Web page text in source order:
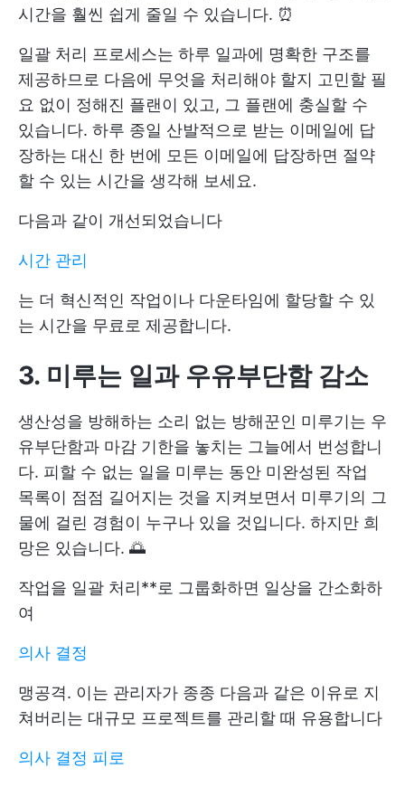
시간을 훨씬 쉽게 줄일 수 있습니다. ⏰
일괄 처리 프로세스는 하루 일과에 명확한 구조를
제공하므로 다음에 무엇을 처리해야 할지 고민할 필
요 없이 정해진 플랜이 있고, 그 플랜에 충실할 수
있습니다. 하루 종일 산발적으로 받는 이메일에 답
장하는 대신 한 번에 모든 이메일에 답장하면 절약
할 수 있는 시간을 생각해 보세요.
다음과 같이 개선되었습니다
시간 관리
는 더 혁신적인 작업이나 다운타임에 할당할 수 있
는 시간을 무료로 제공합니다.
3. 미루는 일과 우유부단함 감소
생산성을 방해하는 소리 없는 방해꾼인 미루기는 우
유부단함과 마감 기한을 놓치는 그늘에서 번성합니
다. 피할 수 없는 일을 미루는 동안 미완성된 작업
목록이 점점 길어지는 것을 지켜보면서 미루기의 그
물에 걸린 경험이 누구나 있을 것입니다. 하지만 희
망은 있습니다. 🌅
작업을 일괄 처리**로 그룹화하면 일상을 간소화하
여
의사 결정
맹공격. 이는 관리자가 종종 다음과 같은 이유로 지
쳐버리는 대규모 프로젝트를 관리할 때 유용합니다
의사 결정 피로